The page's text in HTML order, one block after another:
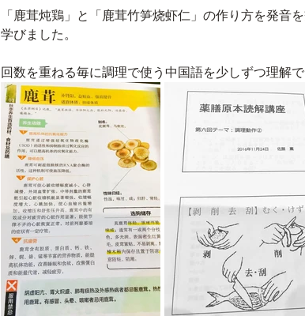
「鹿茸炖鶏」と「鹿茸竹笋烧虾仁」の作り方を発音
学びました。
回数を重ねる毎に調理で使う中国語を少しずつ理解